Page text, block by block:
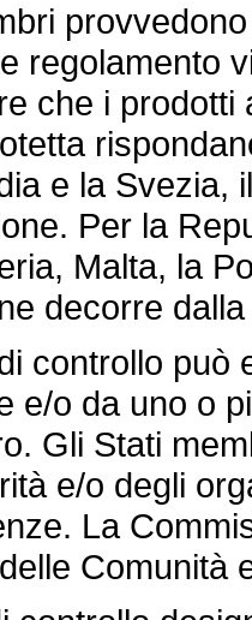
provvedono
regolamento
che i
e la Svezia,
Per la
Malta, la
decorre
può
e/o da uno o
Gli Stati
e/o degli
La
Comunità